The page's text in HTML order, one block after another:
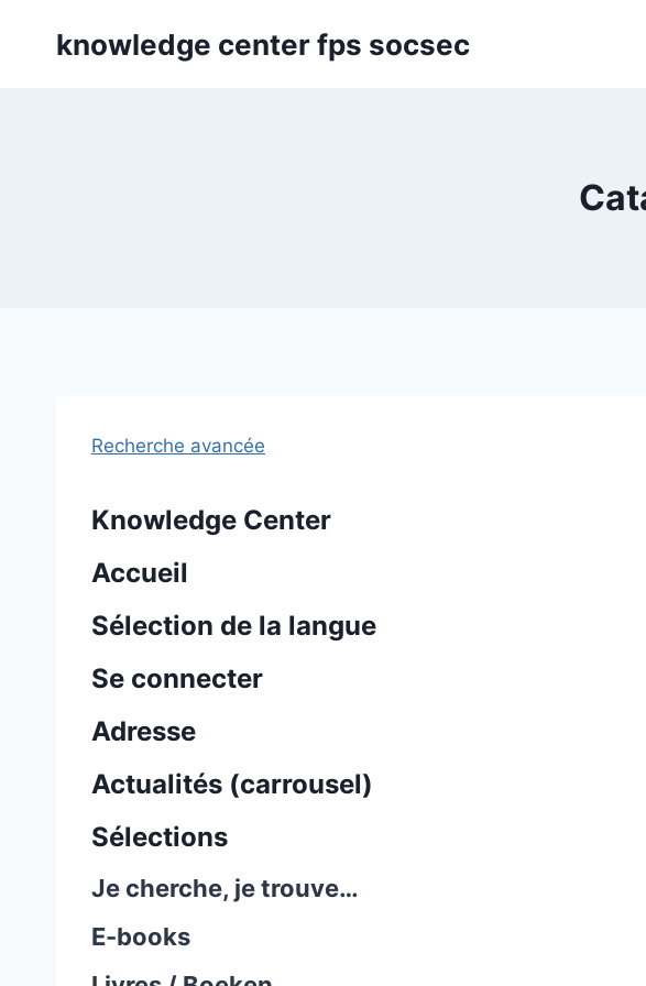
knowledge center fps socsec
Recherche avancée
Knowledge Center
Accueil
Sélection de la langue
Se connecter
Adresse
Actualités (carrousel)
Sélections
Je cherche, je trouve…
E-books